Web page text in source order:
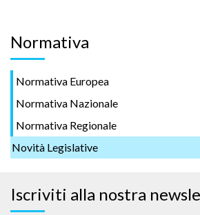
Normativa
Normativa Europea
Normativa Nazionale
Normativa Regionale
Novità Legislative
Iscriviti alla nostra